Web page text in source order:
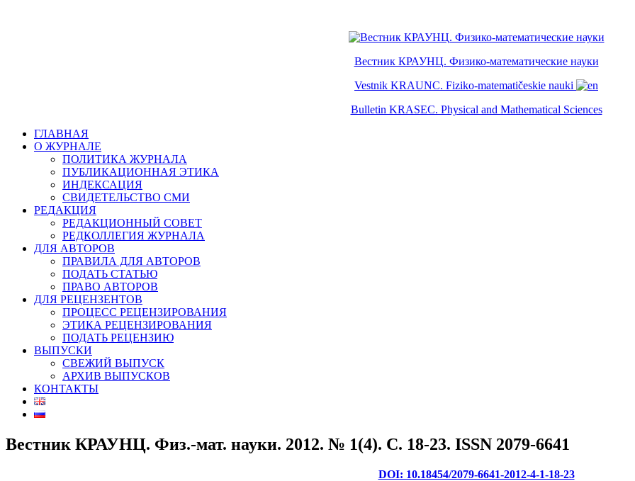
Вестник КРАУНЦ. Физико-математические науки
Vestnik KRAUNC. Fiziko-matematičeskie nauki
Bulletin KRASEC. Physical and Mathematical Sciences
ГЛАВНАЯ
О ЖУРНАЛЕ
ПОЛИТИКА ЖУРНАЛА
ПУБЛИКАЦИОННАЯ ЭТИКА
ИНДЕКСАЦИЯ
СВИДЕТЕЛЬСТВО СМИ
РЕДАКЦИЯ
РЕДАКЦИОННЫЙ СОВЕТ
РЕДКОЛЛЕГИЯ ЖУРНАЛА
ДЛЯ АВТОРОВ
ПРАВИЛА ДЛЯ АВТОРОВ
ПОДАТЬ СТАТЬЮ
ПРАВО АВТОРОВ
ДЛЯ РЕЦЕНЗЕНТОВ
ПРОЦЕСС РЕЦЕНЗИРОВАНИЯ
ЭТИКА РЕЦЕНЗИРОВАНИЯ
ПОДАТЬ РЕЦЕНЗИЮ
ВЫПУСКИ
СВЕЖИЙ ВЫПУСК
АРХИВ ВЫПУСКОВ
КОНТАКТЫ
Вестник КРАУНЦ. Физ.-мат. науки. 2012. № 1(4). C. 18-23. ISSN 2079-6641
DOI: 10.18454/2079-6641-2012-4-1-18-23